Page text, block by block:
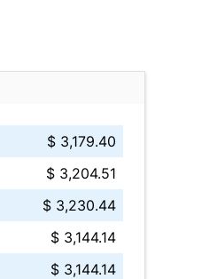
$ 3,179.40
$ 3,204.51
$ 3,230.44
$ 3,144.14
$ 3,144.14